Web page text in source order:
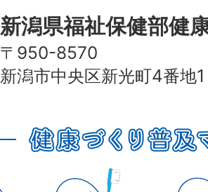
新潟県福祉保健部健
〒950-8570
新潟市中央区新光町4番地1